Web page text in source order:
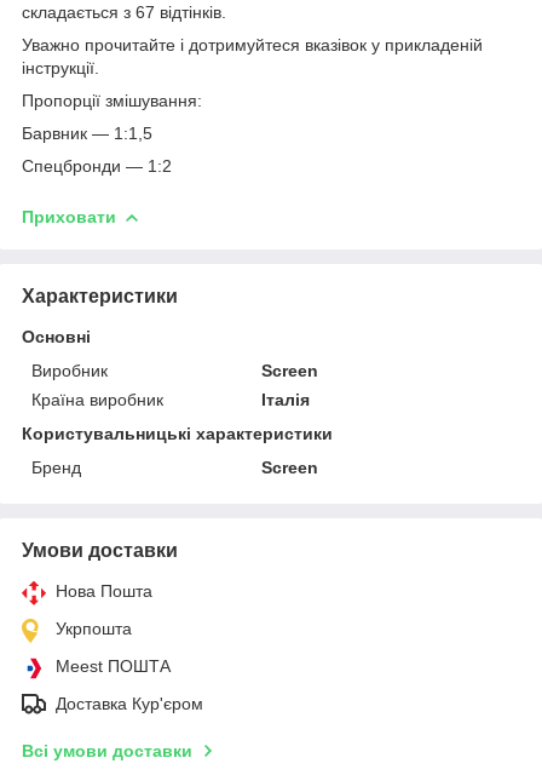
складається з 67 відтінків.
Уважно прочитайте і дотримуйтеся вказівок у прикладеній
інструкції.
Пропорції змішування:
Барвник — 1:1,5
Спецбронди — 1:2
Приховати
Характеристики
Основні
Виробник
Sсreen
Країна виробник
Італія
Користувальницькі характеристики
Бренд
Sсreen
Умови доставки
Нова Пошта
Укрпошта
Meest ПОШТА
Доставка Кур'єром
Всі умови доставки